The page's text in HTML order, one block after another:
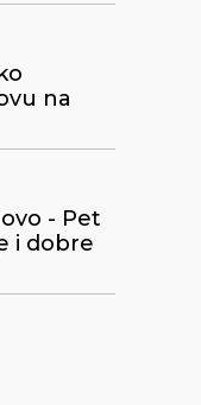
na
- Pet
i dobre